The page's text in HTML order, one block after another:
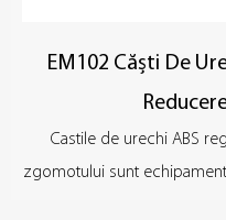
EM102 Căști De
Castile de urechi ABS
zgomotului sunt